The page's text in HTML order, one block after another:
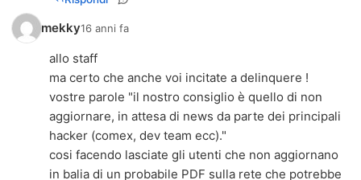
mekky16 anni fa
allo staff
ma certo che anche voi incitate a delinquere !
vostre parole "il nostro consiglio è quello di non
aggiornare, in attesa di news da parte dei principali
hacker (comex, dev team ecc)."
cosi facendo lasciate gli utenti che non aggiornano
in balia di un probabile PDF sulla rete che potrebbe